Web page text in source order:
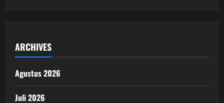
ARCHIVES
Agustus 2026
Juli 2026